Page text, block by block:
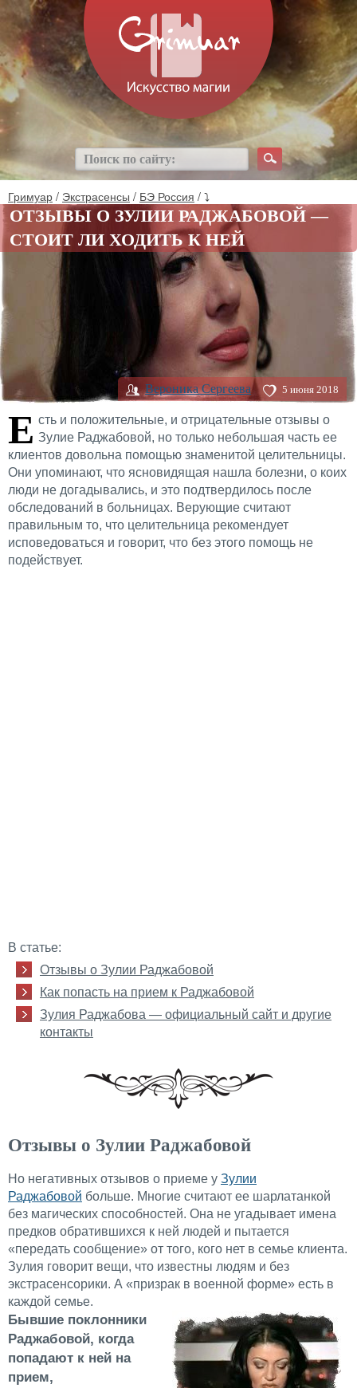
Гримуар / Экстрасенсы / БЭ Россия / ⤵
ОТЗЫВЫ О ЗУЛИИ РАДЖАБОВОЙ —
СТОИТ ЛИ ХОДИТЬ К НЕЙ
Вероника Сергеева 5 июня 2018
Е сть и положительные, и отрицательные отзывы о
Зулие Раджабовой, но только небольшая часть ее
клиентов довольна помощью знаменитой целительницы.
Они упоминают, что ясновидящая нашла болезни, о коих
люди не догадывались, и это подтвердилось после
обследований в больницах. Верующие считают
правильным то, что целительница рекомендует
исповедоваться и говорит, что без этого помощь не
подействует.
В статье:
Отзывы о Зулии Раджабовой
Как попасть на прием к Раджабовой
Зулия Раджабова — официальный сайт и другие
контакты
Отзывы о Зулии Раджабовой
Но негативных отзывов о приеме у Зулии
Раджабовой больше. Многие считают ее шарлатанкой
без магических способностей. Она не угадывает имена
предков обратившихся к ней людей и пытается
«передать сообщение» от того, кого нет в семье клиента.
Зулия говорит вещи, что известны людям и без
экстрасенсорики. А «призрак в военной форме» есть в
каждой семье.
Бывшие поклонники
Раджабовой, когда
попадают к ней на
прием,